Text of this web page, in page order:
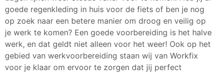
goede regenkleding in huis voor de fiets of ben je nog
op zoek naar een betere manier om droog en veilig op
je werk te komen? Een goede voorbereiding is het halve
werk, en dat geldt niet alleen voor het weer! Ook op het
gebied van werkvoorbereiding staan wij van Workfix
voor je klaar om ervoor te zorgen dat jij perfect